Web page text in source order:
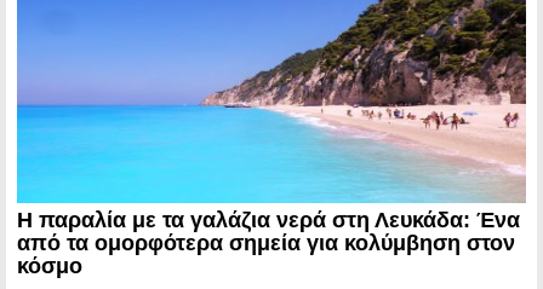
Η παραλία με τα γαλάζια νερά στη Λευκάδα: Ένα
από τα ομορφότερα σημεία για κολύμβηση στον
κόσμο